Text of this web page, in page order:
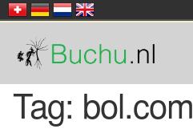
Ga
door
naar
navigatie
Ga
naar
de
inhoud
Buchu
Tag: bol.com